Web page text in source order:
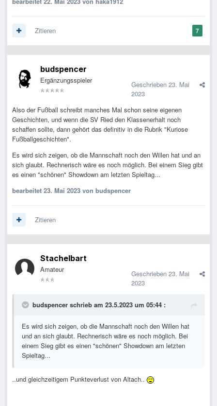
7
Zitieren
budspencer
Ergänzungsspieler Geschrieben 23. Mai
2023
Also der Fußball schreibt manches Mal schon seine eigenen
Geschichten, und wenn die SV Ried den Klassenerhalt noch
schaffen sollte, dann gehört das definitiv in die Rubrik "Kuriose
Fußballgeschichten".
Es wird sich zeigen, ob die Mannschaft noch den Willen hat und an
sich glaubt. Rechnerisch wäre es noch möglich. Bei einem Sieg gibt
es einen "schönen" Showdown am letzten Spieltag...
bearbeitet 23. Mai 2023 von budspencer
Zitieren
Stachelbart
Amateur Geschrieben 23. Mai
2023
budspencer schrieb am 23.5.2023 um 05:44 :
Es wird sich zeigen, ob die Mannschaft noch den Willen hat
und an sich glaubt. Rechnerisch wäre es noch möglich. Bei
einem Sieg gibt es einen "schönen" Showdown am letzten
Spieltag...
..und gleichzeitigem Punkteverlust von Altach..